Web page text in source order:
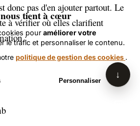
↓
donc pas d'en ajouter partout. Le
à vérifier où elles clarifient
:
tient à cœur
pour améliorer votre
le trafic et personnaliser le contenu.
politique de gestion des cookies .
Personnaliser